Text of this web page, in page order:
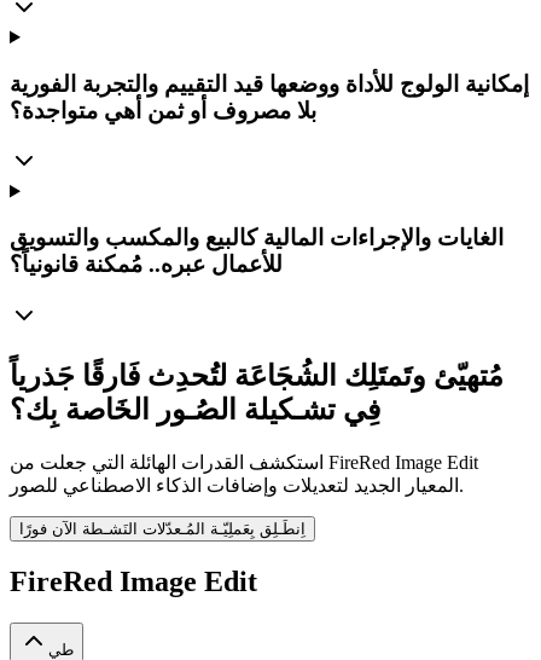
إمكانية الولوج للأداة ووضعها قيد التقييم والتجربة الفورية
بلا مصروف أو ثمن أهي متواجدة؟
الغايات والإجراءات المالية كالبيع والمكسب والتسويق
للأعمال عبره.. مُمكنة قانونياً؟
مُتهيّئ وتَمتَلِك الشُجَاعَة لتُحدِث فَارقًا جَذرياً
فِي تشـكيلة الصُـور الخَاصة بِك؟
استكشف القدرات الهائلة التي جعلت من FireRed Image Edit
المعيار الجديد لتعديلات وإضافات الذكاء الاصطناعي للصور.
اِنطَـلِق بِعَملِيّـة المُـعدّلات النَشـطة الآن فورًا
FireRed Image Edit
طي